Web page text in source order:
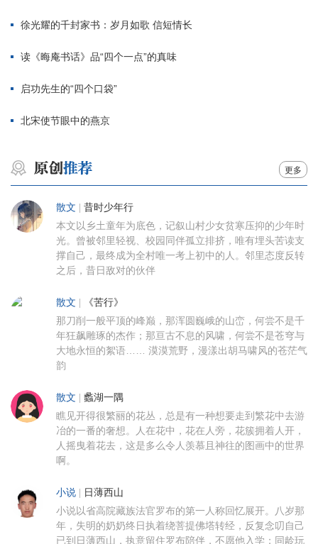
徐光耀的千封家书：岁月如歌 信短情长
读《晦庵书话》品“四个一点”的真味
启功先生的“四个口袋”
北宋使节眼中的燕京
更多
散文 昔时少年行
本文以乡土童年为底色，记叙山村少女贫寒压抑的少年时
光。曾被邻里轻视、校园同伴孤立排挤，唯有埋头苦读支
撑自己，最终成为全村唯一考上初中的人。邻里态度反转
之后，昔日敌对的伙伴
散文 《苦行》
那刀削一般平顶的峰巅，那浑圆巍峨的山峦，何尝不是千
年狂飙雕琢的杰作；那亘古不息的风啸，何尝不是苍穹与
大地永恒的絮语…… 漠漠荒野，漫漾出胡马啸风的苍茫气
韵
散文 蠡湖一隅
瞧见开得很繁丽的花丛，总是有一种想要走到繁花中去游
冶的一番的奢想。人在花中，花在人旁，花簇拥着人开，
人摇曳着花去，这是多么令人羡慕且神往的图画中的世界
啊。
小说 日薄西山
小说以省高院藏族法官罗布的第一人称回忆展开。八岁那
年，失明的奶奶终日执着绕菩提佛塔转经，反复念叨自己
已到日薄西山，执意留住罗布陪伴，不愿他入学；同龄玩